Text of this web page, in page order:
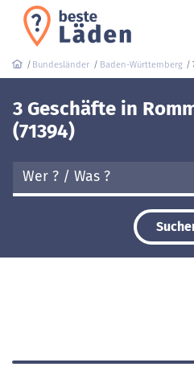
Bundesländer Baden-Württemberg
3 Geschäfte in
(71394)